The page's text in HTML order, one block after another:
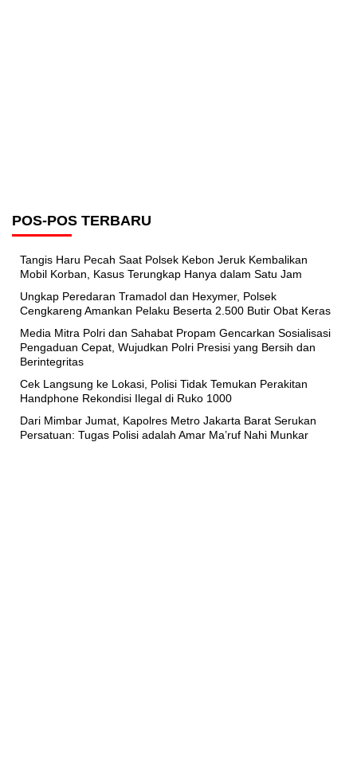
POS-POS TERBARU
Tangis Haru Pecah Saat Polsek Kebon Jeruk Kembalikan
Mobil Korban, Kasus Terungkap Hanya dalam Satu Jam
Ungkap Peredaran Tramadol dan Hexymer, Polsek
Cengkareng Amankan Pelaku Beserta 2.500 Butir Obat Keras
Media Mitra Polri dan Sahabat Propam Gencarkan Sosialisasi
Pengaduan Cepat, Wujudkan Polri Presisi yang Bersih dan
Berintegritas
Cek Langsung ke Lokasi, Polisi Tidak Temukan Perakitan
Handphone Rekondisi Ilegal di Ruko 1000
Dari Mimbar Jumat, Kapolres Metro Jakarta Barat Serukan
Persatuan: Tugas Polisi adalah Amar Ma’ruf Nahi Munkar